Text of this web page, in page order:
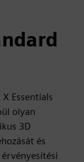
Essentials
olyan
3D
és